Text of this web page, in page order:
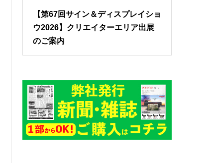
【第67回サイン＆ディスプレイショ
ウ2026】クリエイターエリア出展
のご案内